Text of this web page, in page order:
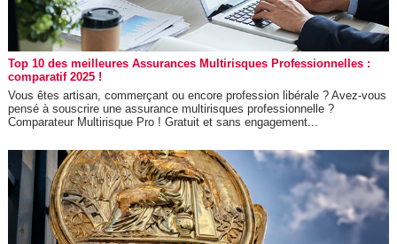
Top 10 des meilleures Assurances Multirisques Professionnelles :
comparatif 2025 !
Vous êtes artisan, commerçant ou encore profession libérale ? Avez-vous
pensé à souscrire une assurance multirisques professionnelle ?
Comparateur Multirisque Pro ! Gratuit et sans engagement...